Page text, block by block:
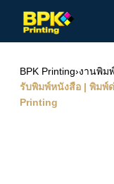
BPK Printing›งานพิม
รับพิมพ์หนังสือ | พิมพ์
Printing